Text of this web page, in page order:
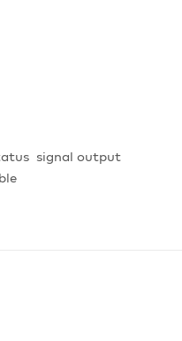
signal output